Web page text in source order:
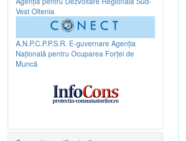
Vest Oltenia
A.N.P.C.P.P.S.R. E-guvernare Agenția
Națională pentru Ocuparea Forței de
Muncă